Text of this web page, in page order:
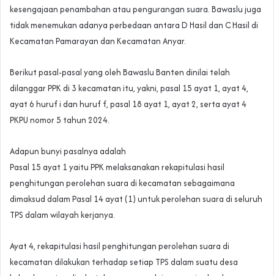
kesengajaan penambahan atau pengurangan suara. Bawaslu juga
tidak menemukan adanya perbedaan antara D Hasil dan C Hasil di
Kecamatan Pamarayan dan Kecamatan Anyar.
Berikut pasal-pasal yang oleh Bawaslu Banten dinilai telah
dilanggar PPK di 3 kecamatan itu, yakni, pasal 15 ayat 1, ayat 4,
ayat 6 huruf i dan huruf f, pasal 18 ayat 1, ayat 2, serta ayat 4
PKPU nomor 5 tahun 2024.
Adapun bunyi pasalnya adalah
Pasal 15 ayat 1 yaitu PPK melaksanakan rekapitulasi hasil
penghitungan perolehan suara di kecamatan sebagaimana
dimaksud dalam Pasal 14 ayat (1) untuk perolehan suara di seluruh
TPS dalam wilayah kerjanya.
Ayat 4, rekapitulasi hasil penghitungan perolehan suara di
kecamatan dilakukan terhadap setiap TPS dalam suatu desa